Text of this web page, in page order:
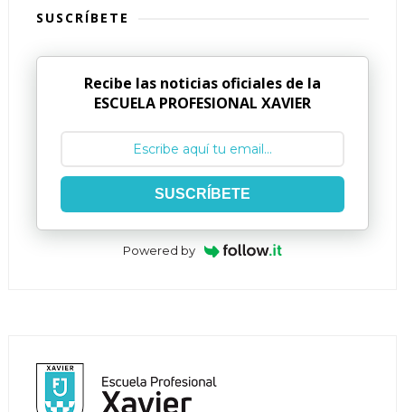
SUSCRÍBETE
Recibe las noticias oficiales de la
ESCUELA PROFESIONAL XAVIER
SUSCRÍBETE
Powered by